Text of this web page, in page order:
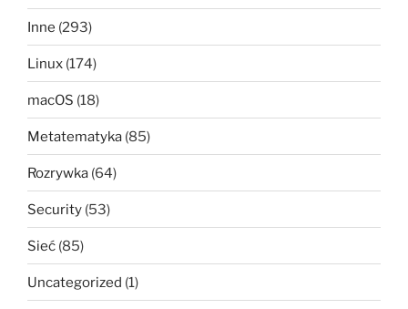
Inne (293)
Linux (174)
macOS (18)
Metatematyka (85)
Rozrywka (64)
Security (53)
Sieć (85)
Uncategorized (1)